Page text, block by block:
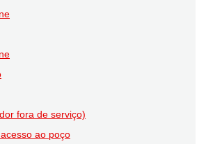
fora de serviço)
ao poço